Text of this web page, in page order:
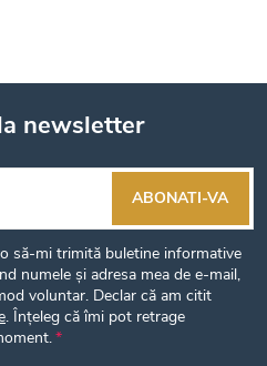
newsletter
să-mi trimită buletine informative
numele și adresa mea de e-mail,
voluntar. Declar că am citit
. Înțeleg că îmi pot retrage
ABONATI-VA